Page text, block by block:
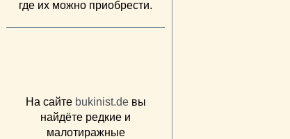
где их можно приобрести.
На сайте bukinist.deвы
найдёте редкие и
малотиражные